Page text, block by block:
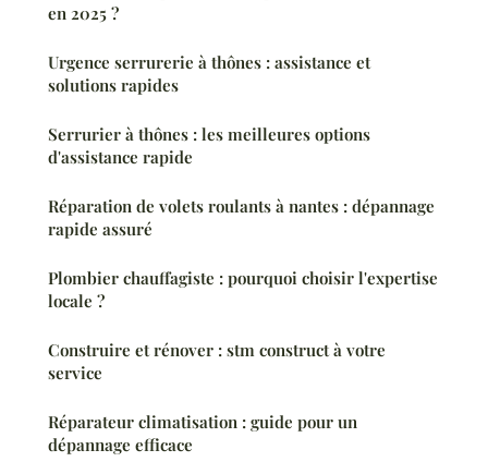
en 2025 ?
Urgence serrurerie à thônes : assistance et
solutions rapides
Serrurier à thônes : les meilleures options
d'assistance rapide
Réparation de volets roulants à nantes : dépannage
rapide assuré
Plombier chauffagiste : pourquoi choisir l'expertise
locale ?
Construire et rénover : stm construct à votre
service
Réparateur climatisation : guide pour un
dépannage efficace